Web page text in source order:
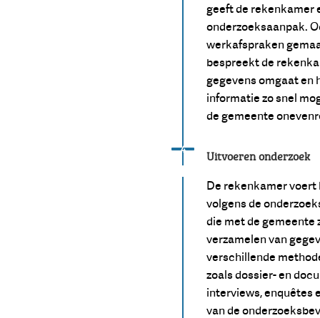
geeft de rekenkamer
onderzoeksaanpak.
werkafspraken
bespreekt de
gegevens omgaat en
informatie zo snel
de gemeente
Uitvoeren onderzoek
Status: Actief
Opvolgingsnummer:
4
De rekenkamer voert
volgens de
die met de gemeente
verzamelen van
verschillende
zoals dossier- en
interviews, enquêtes
van de